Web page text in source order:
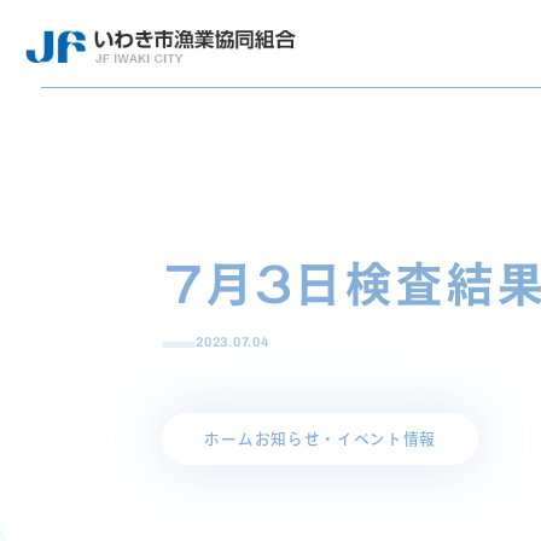
7月3日検査結果
2023.07.04
ホーム お知らせ・イベント情報